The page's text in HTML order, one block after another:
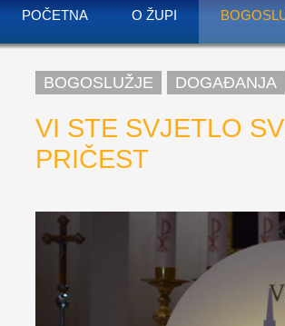
POČETNA O ŽUPI
BOGOSLUŽJE DOGAĐANJA
VI STE SVJETLO
PRIČEST